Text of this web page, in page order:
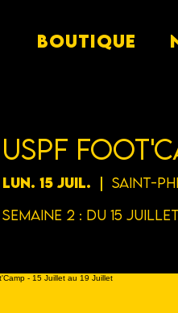
BOUTIQUE
USPF
lun. 15 juil.
  |
Saint-
Semaine 2 : Du 15